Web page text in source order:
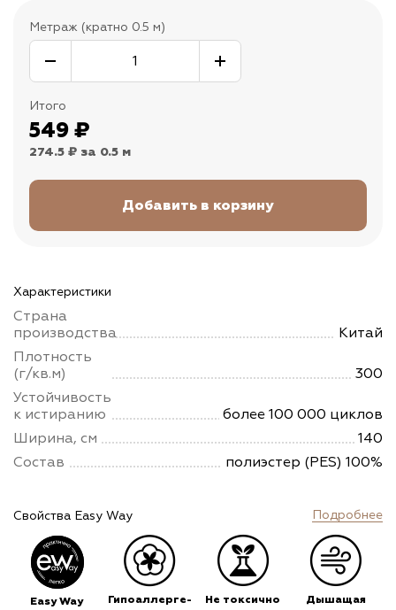
Метраж (кратно 0.5 м)
Итого
549 ₽
274.5 ₽ за 0.5 м
Характеристики
Страна
производства
Китай
Плотность
(г/кв.м)
300
Устойчивость
к истиранию
более 100 000 циклов
Ширина, см
140
Состав
полиэстер (PES) 100%
Свойства Easy Way Подробнее
Easy Way
Гипоаллерге-
Не токсично
Дышащая